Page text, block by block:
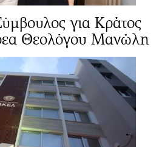
για Κράτος
Θεολόγου Μανώλη